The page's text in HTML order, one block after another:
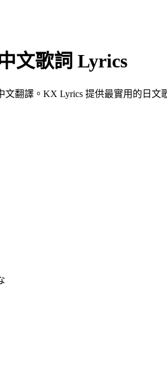
文歌詞 Lyrics
翻譯。KX Lyrics 提供最實用的日